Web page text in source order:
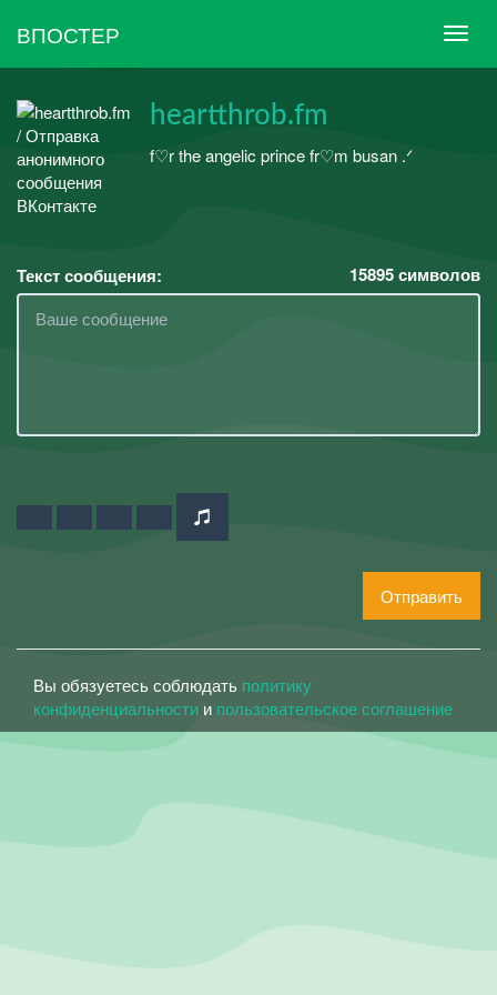
ВПОСТЕР
heartthrob.fm
f♡r the angelic prince fr♡m busan .ᐟ
Текст сообщения: 15895символов
Отправить
Вы обязуетесь соблюдать политику
конфиденциальности и пользовательское соглашение